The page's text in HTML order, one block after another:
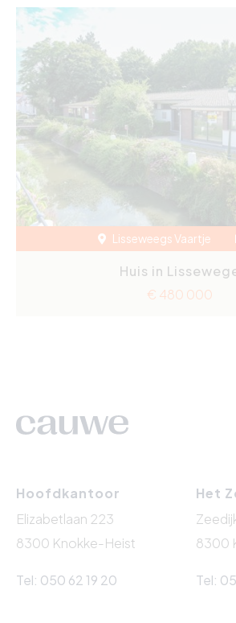
Lisseweegs Vaartje
Huis in
€ 480 000
Hoofdkantoor
Elizabetlaan 223
8300 Knokke-Heist
Tel: 050 62 19 20
Het
8300
Tel: